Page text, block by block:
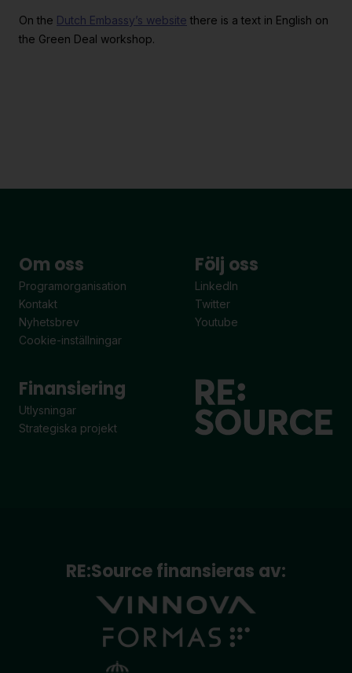
On the Dutch Embassy’s website there is a text in English on
the Green Deal workshop.
Om oss
Programorganisation
Kontakt
Nyhetsbrev
Cookie-inställningar
Följ oss
LinkedIn
Twitter
Youtube
Finansiering
Utlysningar
Strategiska projekt
RE:Source finansieras av: